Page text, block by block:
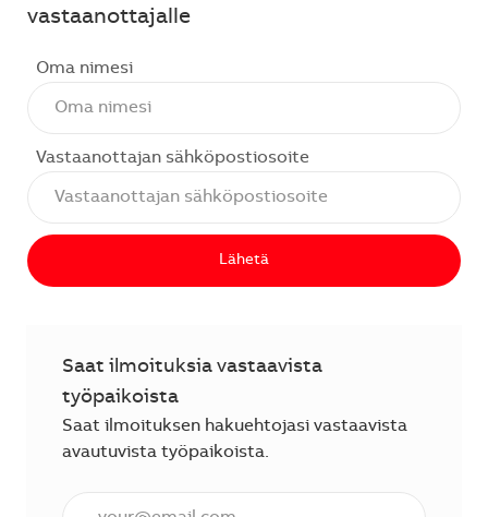
vastaanottajalle
Oma nimesi
Vastaanottajan sähköpostiosoite
Lähetä
Saat ilmoituksia vastaavista
työpaikoista
Saat ilmoituksen hakuehtojasi vastaavista
avautuvista työpaikoista.